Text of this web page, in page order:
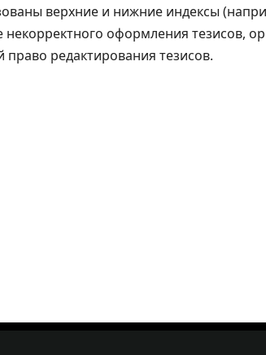
верхние и нижние индексы
некорректного оформления тезисов,
право редактирования тезисов.